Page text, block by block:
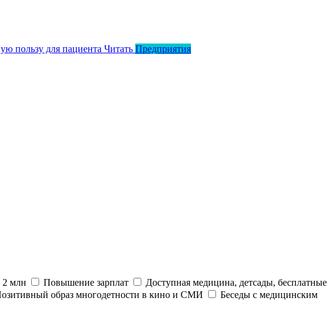
пользу для пациента Читать Предприятия
2 млн Повышение зарплат
Доступная медицина, детсады, бесплатные
образ многодетности в кино и СМИ
Беседы с медицинским